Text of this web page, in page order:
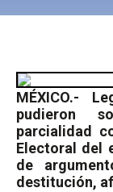
MÉXICO.-
pudieron
parcialidad
Electoral del
de
destitución,